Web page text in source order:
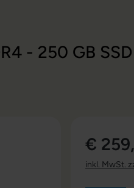
- 250 GB
€
inkl. MwSt.